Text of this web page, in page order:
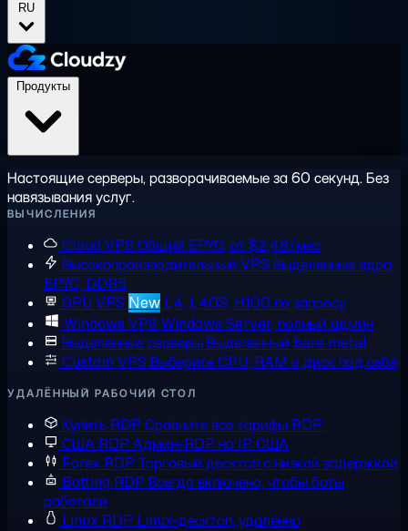
RU
Настоящие серверы, разворачиваемые за 60 секунд. Без
навязывания услуг.
ВЫЧИСЛЕНИЯ
Cloud VPS Общий EPYC, от $2,48/мес
Высокопроизводительный VPS Выделенные ядра
EPYC, DDR5
GPU VPS New L4, L40S, H100 по запросу
Windows VPS Windows Server, полный админ
Выделенные серверыВыделенный bare metal
Custom VPS Выберите CPU, RAM и диск под себя
УДАЛЁННЫЙ РАБОЧИЙ СТОЛ
Купить RDP Сравните все тарифы RDP
США RDP Админ-RDP на IP США
Forex RDP Торговый десктоп с низкой задержкой
Botting RDP Всегда включено, чтобы боты
работали
Linux RDP Linux-десктоп, удалённо